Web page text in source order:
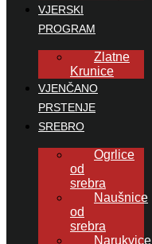
VJERSKI
PROGRAM
Zlatne
Krunice
VJENČANO
PRSTENJE
SREBRO
Ogrlice
od
srebra
Naušnice
od
srebra
Narukvice